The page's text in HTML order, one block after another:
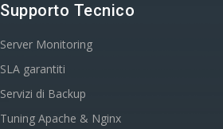
Supporto Tecnico
Server Monitoring
SLA garantiti
Servizi di Backup
Tuning Apache & Nginx